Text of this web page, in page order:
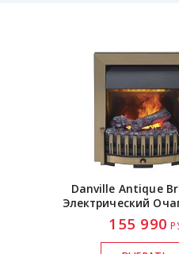
Danville Antique
Электрический
155 990